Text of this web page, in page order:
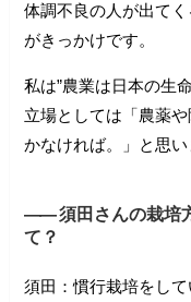
体調不良の人が出て
がきっかけです。
私は”農業は日本の生
立場としては「農薬
かなければ。」と思い
―― 須田さんの栽培
て？
須田：慣行栽培をし